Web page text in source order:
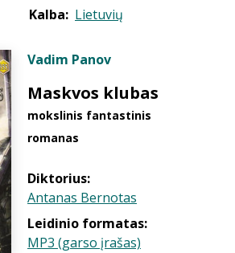
Kalba: Lietuvių
Vadim Panov
Maskvos klubas
mokslinis fantastinis
romanas
Diktorius:
Antanas Bernotas
Leidinio formatas:
MP3 (garso įrašas)